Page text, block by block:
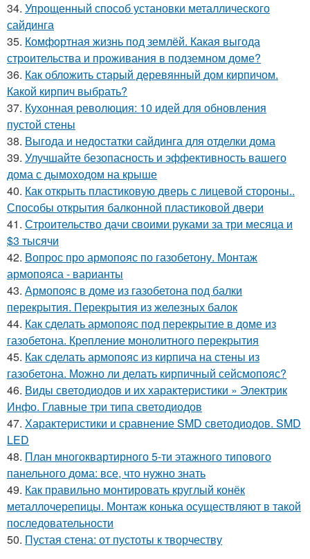
34. Упрощенный способ установки металлического
сайдинга
35. Комфортная жизнь под землёй. Какая выгода
строительства и проживания в подземном доме?
36. Как обложить старый деревянный дом кирпичом.
Какой кирпич выбрать?
37. Кухонная революция: 10 идей для обновления
пустой стены
38. Выгода и недостатки сайдинга для отделки дома
39. Улучшайте безопасность и эффективность вашего
дома с дымоходом на крыше
40. Как открыть пластиковую дверь с лицевой стороны..
Способы открытия балконной пластиковой двери
41. Строительство дачи своими руками за три месяца и
$3 тысячи
42. Вопрос про армопояс по газобетону. Монтаж
армопояса - варианты
43. Армопояс в доме из газобетона под балки
перекрытия. Перекрытия из железных балок
44. Как сделать армопояс под перекрытие в доме из
газобетона. Крепление монолитного перекрытия
45. Как сделать армопояс из кирпича на стены из
газобетона. Можно ли делать кирпичный сейсмопояс?
46. Виды светодиодов и их характеристики » Электрик
Инфо. Главные три типа светодиодов
47. Характеристики и сравнение SMD светодиодов. SMD
LED
48. План многоквартирного 5-ти этажного типового
панельного дома: все, что нужно знать
49. Как правильно монтировать круглый конёк
металлочерепицы. Монтаж конька осуществляют в такой
последовательности
50. Пустая стена: от пустоты к творчеству